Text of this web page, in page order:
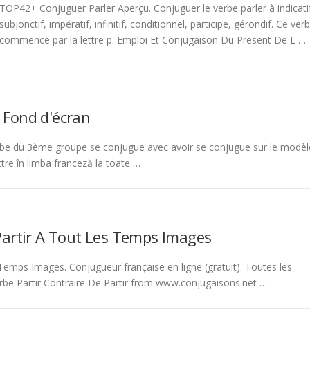
TOP42+ Conjuguer Parler Aperçu. Conjuguer le verbe parler à
subjonctif, impératif, infinitif, conditionnel, participe, gérondif. Ce
commence par la lettre p. Emploi Et Conjugaison Du Present De L …
d'écran
du 3ème groupe se conjugue avec avoir se conjugue sur le
în limba franceză la toate …
A Tout Les Temps Images
Images. Conjugueur française en ligne (gratuit). Toutes les
Partir Contraire De Partir from www.conjugaisons.net …